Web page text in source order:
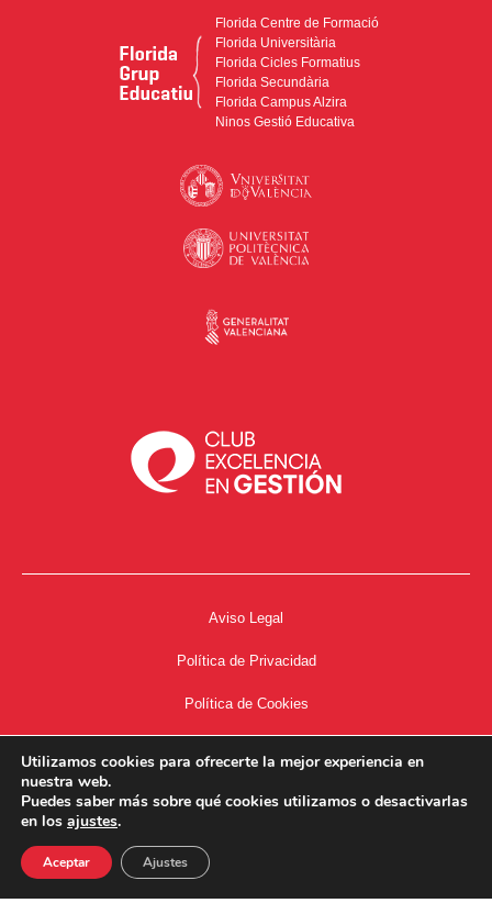
Florida Centre de Formació
Florida Universitària
Florida Cicles Formatius
Florida Secundària
Florida Campus Alzira
Ninos Gestió Educativa
Aviso Legal
Política de Privacidad
Política de Cookies
34667504662
Utilizamos cookies para ofrecerte la mejor experiencia en
nuestra web.
Puedes saber más sobre qué cookies utilizamos o desactivarlas
en los ajustes.
Aceptar Ajustes